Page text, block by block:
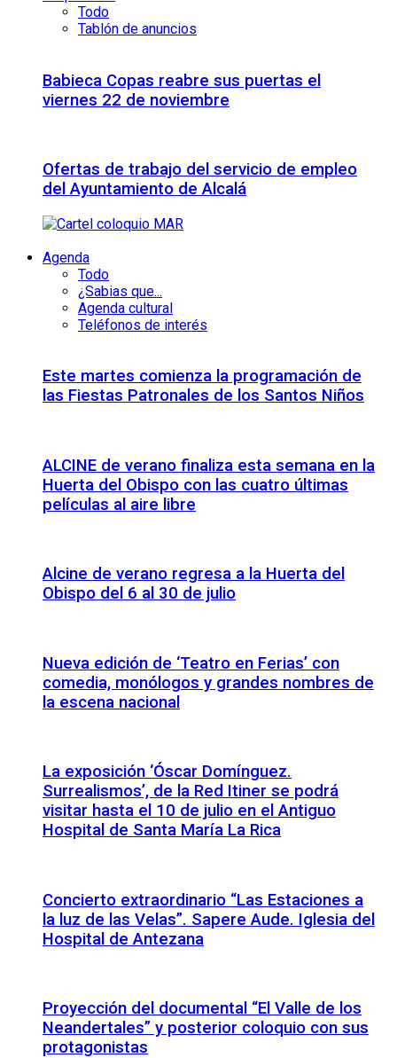
Todo
Tablón de anuncios
Babieca Copas reabre sus puertas el
viernes 22 de noviembre
Ofertas de trabajo del servicio de empleo
del Ayuntamiento de Alcalá
Agenda
Todo
¿Sabias que...
Agenda cultural
Teléfonos de interés
Este martes comienza la programación de
las Fiestas Patronales de los Santos Niños
ALCINE de verano finaliza esta semana en la
Huerta del Obispo con las cuatro últimas
películas al aire libre
Alcine de verano regresa a la Huerta del
Obispo del 6 al 30 de julio
Nueva edición de ‘Teatro en Ferias’ con
comedia, monólogos y grandes nombres de
la escena nacional
La exposición ‘Óscar Domínguez.
Surrealismos’, de la Red Itiner se podrá
visitar hasta el 10 de julio en el Antiguo
Hospital de Santa María La Rica
Concierto extraordinario “Las Estaciones a
la luz de las Velas”. Sapere Aude. Iglesia del
Hospital de Antezana
Proyección del documental “El Valle de los
Neandertales” y posterior coloquio con sus
protagonistas